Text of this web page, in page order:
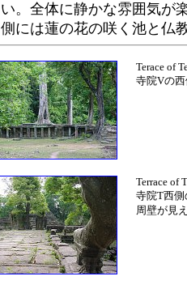
い。全体に静かな雰囲気が
側には蓮の花の咲く池と仏
Terace of
寺院Vの
Terrace of
寺院T西
周壁が見